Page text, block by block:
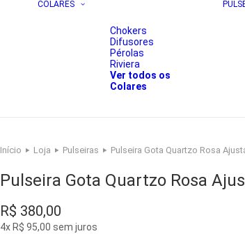
COLARES
Chokers
Difusores
Pérolas
Riviera
Ver todos os
Colares
Início Loja Pulseiras Pulseira Gota Quartzo Rosa
Pulseira Gota Quartzo Rosa
R$ 380,00
4x R$ 95,00 sem juros